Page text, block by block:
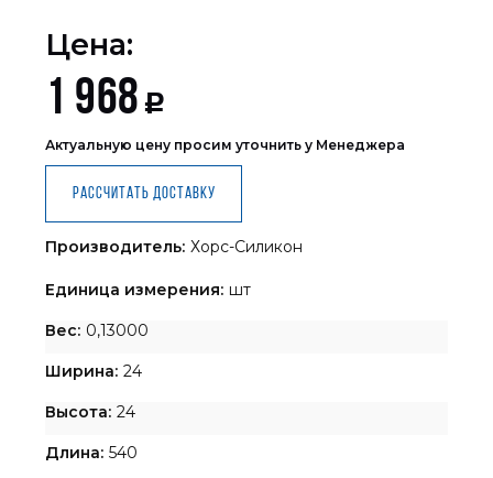
Цена:
1 968 Р
Актуальную цену просим уточнить у Менеджера
Рассчитать доставку
Производитель: Хорс-Силикон
Единица измерения: шт
Вес: 0,13000
Ширина: 24
Высота: 24
Длина: 540